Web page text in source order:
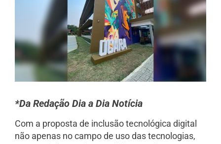
*Da Redação Dia a Dia Notícia
Com a proposta de inclusão tecnológica digital
não apenas no campo de uso das tecnologias,